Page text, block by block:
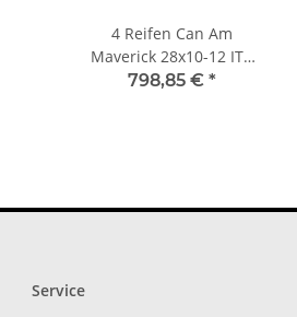
4 Reifen Can Am
Maverick 28x10-12 ITP
Blackwater Evolution
798,85 € *
Service